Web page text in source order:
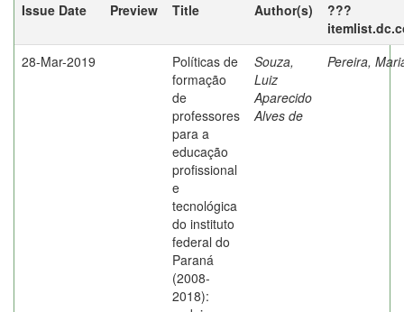
Issue Date
Preview Title Author(s)
???
28-Mar-2019
Políticas de
formação
de
professores
para a
educação
profissional
e
tecnológica
do instituto
federal do
Paraná
(2008-
2018):
Souza,
Luiz
Aparecido
Alves de
Pereira,